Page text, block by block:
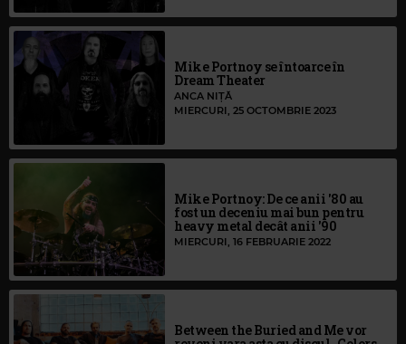
Mike Portnoy se întoarce în
Dream Theater
ANCA NIȚĂ
MIERCURI, 25 OCTOMBRIE 2023
Mike Portnoy: De ce anii '80 au
fost un deceniu mai bun pentru
heavy metal decât anii '90
MIERCURI, 16 FEBRUARIE 2022
Between the Buried and Me vor